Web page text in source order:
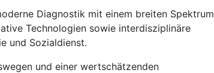
Diagnostik mit einem breiten Spektrum
Technologien sowie interdisziplinäre
und Sozialdienst.
und einer wertschätzenden